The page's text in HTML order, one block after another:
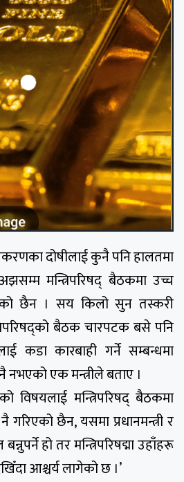
दोषीलाई कुनै पनि हालतमा
मन्त्रिपरिषद् बैठकमा उच्च
छैन । सय किलो सुन तस्करी
बैठक चारपटक बसे पनि
कडा कारबाही गर्ने सम्बन्धमा
एक मन्त्रीले बताए ।
विषयलाई मन्त्रिपरिषद् बैठकमा
छैन, यसमा प्रधानमन्त्री र
हो तर मन्त्रिपरिषद्मा उहाँहरू
आश्चर्य लागेको छ ।’